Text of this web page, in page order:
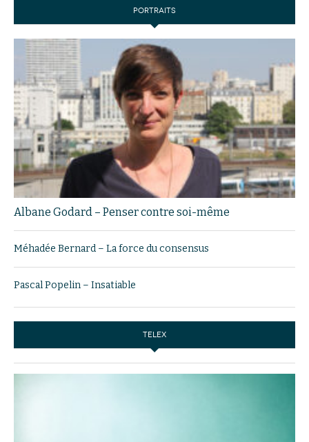
PORTRAITS
Albane Godard – Penser contre soi-même
Méhadée Bernard – La force du consensus
Pascal Popelin – Insatiable
TELEX